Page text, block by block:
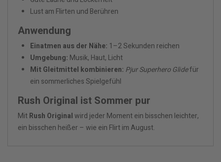
Lust am Flirten und Berühren
Anwendung
Einatmen aus der Nähe: 1–2 Sekunden reichen
Umgebung: Musik, Haut, Licht
Mit Gleitmittel kombinieren: Pjur Superhero Glidefür
ein sommerliches Spielgefühl
Rush Original ist Sommer pur
MitRush Originalwird jeder Moment ein bisschen leichter,
ein bisschen heißer – wie ein Flirt im August.